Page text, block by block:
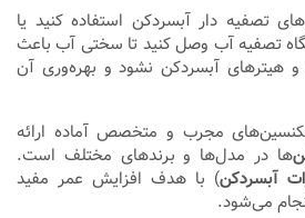
تصفیه دار آبسردکن استفاده کنید یا
تصفیه آب وصل کنید تا سختی آب باعث
هیترهای آبسردکن نشود و بهره‌وری آن
مجرب و متخصص آماده ارائه
‌ها در مدل‌ها و برندهای مختلف است.
آبسردکن) با هدف افزایش عمر مفید
می‌شود.